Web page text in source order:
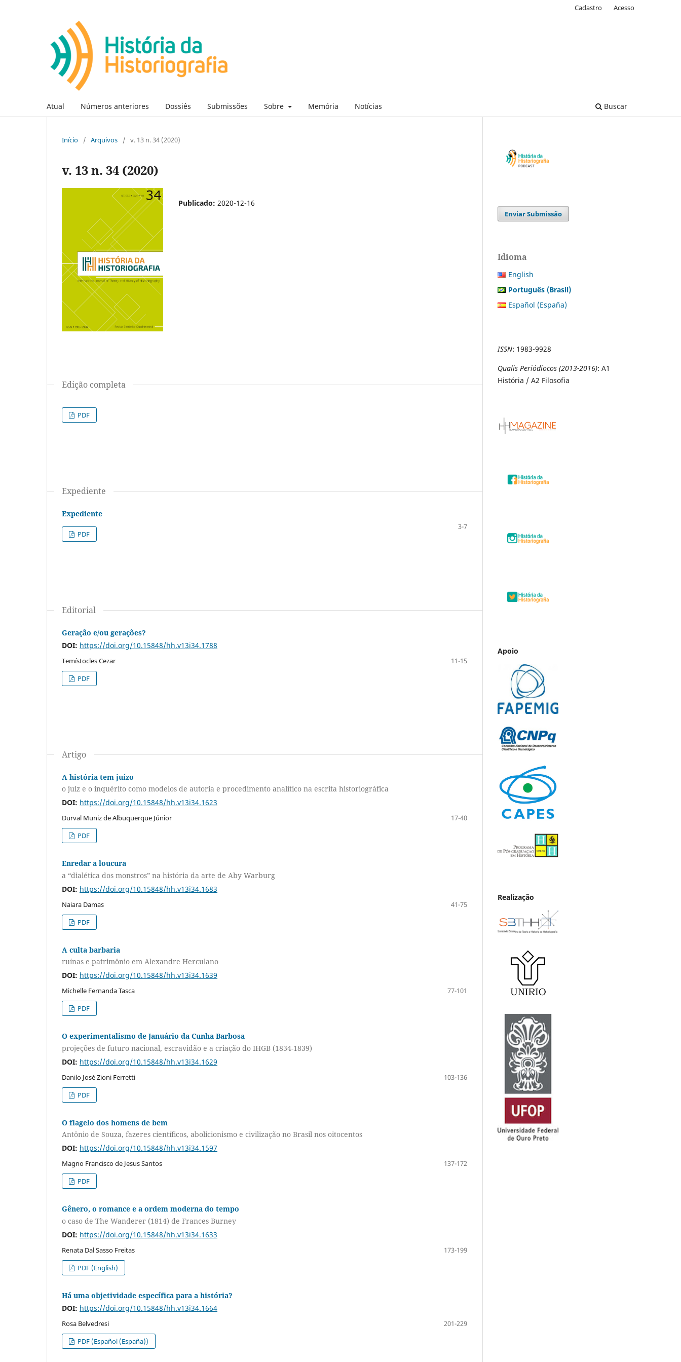
Atual Números anteriores Dossiês Submissões Sobre Memória Notícias Buscar
Cadastro Acesso
Início / Arquivos / v. 13 n. 34 (2020)
v. 13 n. 34 (2020)
Publicado: 2020-12-16
Edição completa
PDF
Expediente
Expediente
3-7
PDF
Editorial
Geração e/ou gerações?
DOI: https://doi.org/10.15848/hh.v13i34.1788
Temístocles Cezar
11-15
PDF
Artigo
A história tem juízo
o juiz e o inquérito como modelos de autoria e procedimento analítico na escrita historiográfica
DOI: https://doi.org/10.15848/hh.v13i34.1623
Durval Muniz de Albuquerque Júnior
17-40
PDF
Enredar a loucura
a “dialética dos monstros” na história da arte de Aby Warburg
DOI: https://doi.org/10.15848/hh.v13i34.1683
Naiara Damas
41-75
PDF
A culta barbaria
ruínas e patrimônio em Alexandre Herculano
DOI: https://doi.org/10.15848/hh.v13i34.1639
Michelle Fernanda Tasca
77-101
PDF
O experimentalismo de Januário da Cunha Barbosa
projeções de futuro nacional, escravidão e a criação do IHGB (1834-1839)
DOI: https://doi.org/10.15848/hh.v13i34.1629
Danilo José Zioni Ferretti
103-136
PDF
O flagelo dos homens de bem
Antônio de Souza, fazeres científicos, abolicionismo e civilização no Brasil nos oitocentos
DOI: https://doi.org/10.15848/hh.v13i34.1597
Magno Francisco de Jesus Santos
137-172
PDF
Gênero, o romance e a ordem moderna do tempo
o caso de The Wanderer (1814) de Frances Burney
DOI: https://doi.org/10.15848/hh.v13i34.1633
Renata Dal Sasso Freitas
173-199
PDF (English)
Há uma objetividade específica para a história?
DOI: https://doi.org/10.15848/hh.v13i34.1664
Rosa Belvedresi
201-229
PDF (Español (España))
Enviar Submissão
Idioma
English
Português (Brasil)
Español (España)
ISSN: 1983-9928
Qualis Periódiocos (2013-2016): A1
História / A2 Filosofia
Apoio
Realização